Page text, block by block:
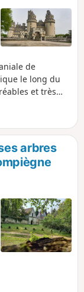
de
le long du
et très
arbres